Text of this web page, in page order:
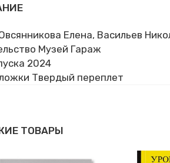
Елена, Васильев
Музей Гараж
2024
Твердый переплет
ТОВАРЫ